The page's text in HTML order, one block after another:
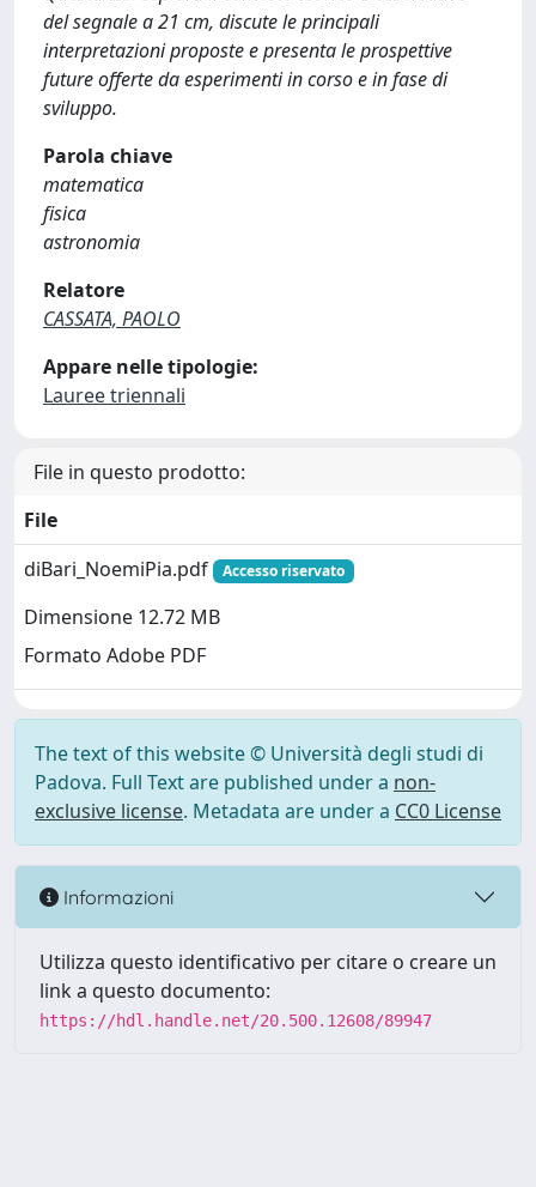
del segnale a 21 cm, discute le principali
interpretazioni proposte e presenta le prospettive
future offerte da esperimenti in corso e in fase di
sviluppo.
Parola chiave
matematica
fisica
astronomia
Relatore
CASSATA, PAOLO
Appare nelle tipologie:
Lauree triennali
File in questo prodotto:
File
diBari_NoemiPia.pdf
Accesso riservato
Dimensione 12.72 MB
Formato Adobe PDF
The text of this website © Università degli studi di
Padova. Full Text are published under a non-
exclusive license. Metadata are under a CC0 License
Informazioni
Utilizza questo identificativo per citare o creare un
link a questo documento:
https://hdl.handle.net/20.500.12608/89947